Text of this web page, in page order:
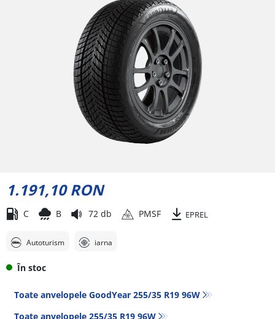
1.191,10 RON
C B 72 db PMSF EPREL
Autoturism iarna
În stoc
Toate anvelopele GoodYear 255/35 R19 96W
Toate anvelopele‎ 255/35 R19 96W